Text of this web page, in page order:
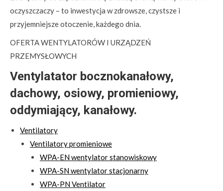
oczyszczaczy – to inwestycja w zdrowsze, czystsze i
przyjemniejsze otoczenie, każdego dnia.
OFERTA WENTYLATORÓW I URZĄDZEŃ
PRZEMYSŁOWYCH
Ventylatator bocznokanałowy,
dachowy, osiowy, promieniowy,
oddymiający, kanałowy.
Ventilatory
Ventilatory promieniowe
WPA-EN wentylator stanowiskowy
WPA-SN wentylator stacjonarny
WPA-PN Ventilator